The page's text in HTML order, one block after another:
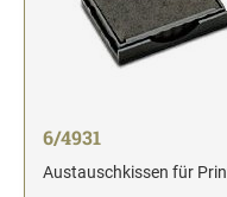
6/4931
Austauschkissen für